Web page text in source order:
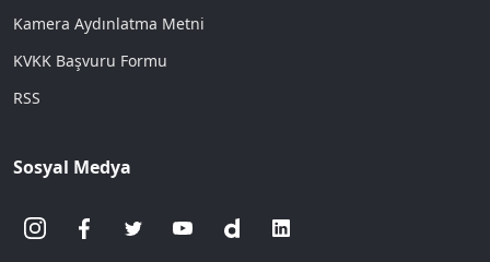
Kamera Aydınlatma Metni
KVKK Başvuru Formu
RSS
Sosyal Medya